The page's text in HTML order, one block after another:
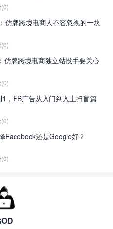
(0)
仿牌跨境电商人不容忽视的一块
(0)
仿牌跨境电商独立站投手要关心
(0)
，FB广告从入门到入土扫盲篇
(0)
Facebook还是Google好？
(0)